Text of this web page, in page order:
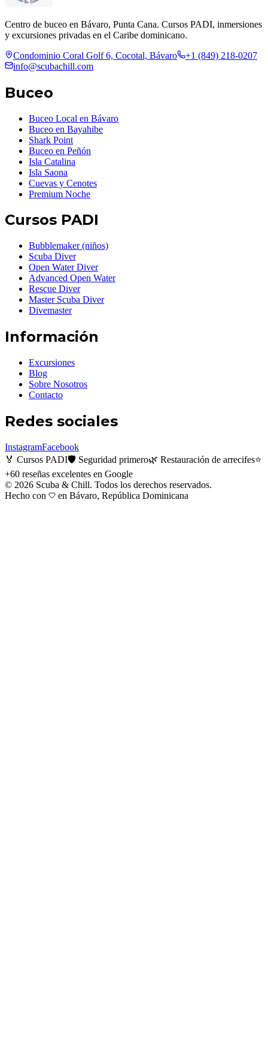
Centro de buceo en Bávaro, Punta Cana. Cursos PADI, inmersiones
y excursiones privadas en el Caribe dominicano.
Condominio Coral Golf 6, Cocotal, Bávaro
+1 (849) 218-0207
info@scubachill.com
Buceo
Buceo Local en Bávaro
Buceo en Bayahibe
Shark Point
Buceo en Peñón
Isla Catalina
Isla Saona
Cuevas y Cenotes
Premium Noche
Cursos PADI
Bubblemaker (niños)
Scuba Diver
Open Water Diver
Advanced Open Water
Rescue Diver
Master Scuba Diver
Divemaster
Información
Excursiones
Blog
Sobre Nosotros
Contacto
Redes sociales
InstagramFacebook
🏅 Cursos PADI🛡️ Seguridad primero🌿 Restauración de arrecifes⭐
+60 reseñas excelentes en Google
© 2026 Scuba & Chill. Todos los derechos reservados.
Hecho con
en Bávaro, República Dominicana